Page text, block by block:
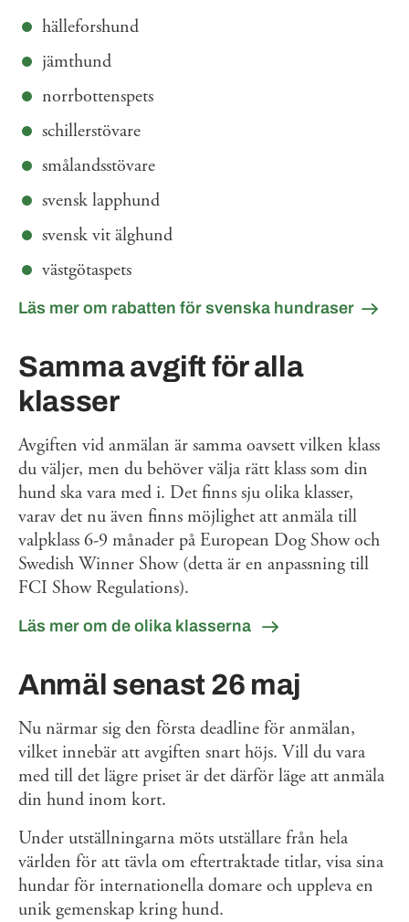
hälleforshund
jämthund
norrbottenspets
schillerstövare
smålandsstövare
svensk lapphund
svensk vit älghund
västgötaspets
Läs mer om rabatten för svenska hundraser
Samma avgift för alla
klasser
Avgiften vid anmälan är samma oavsett vilken klass
du väljer, men du behöver välja rätt klass som din
hund ska vara med i. Det finns sju olika klasser,
varav det nu även finns möjlighet att anmäla till
valpklass 6-9 månader på European Dog Show och
Swedish Winner Show (detta är en anpassning till
FCI Show Regulations).
Läs mer om de olika klasserna
Anmäl senast 26 maj
Nu närmar sig den första deadline för anmälan,
vilket innebär att avgiften snart höjs. Vill du vara
med till det lägre priset är det därför läge att anmäla
din hund inom kort.
Under utställningarna möts utställare från hela
världen för att tävla om eftertraktade titlar, visa sina
hundar för internationella domare och uppleva en
unik gemenskap kring hund.